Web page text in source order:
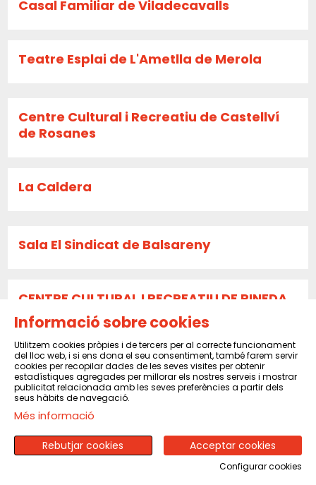
Casal Familiar de Viladecavalls
Teatre Esplai de L'Ametlla de Merola
Centre Cultural i Recreatiu de Castellví
de Rosanes
La Caldera
Sala El Sindicat de Balsareny
CENTRE CULTURAL I RECREATIU DE PINEDA
DE MAR
CENTRE MORAL I CULTURAL DEL POBLENOU
VICENÇ DELS HORTS
Informació sobre cookies
Utilitzem cookies pròpies i de tercers per al correcte funcionament
del lloc web, i si ens dona el seu consentiment, també farem servir
cookies per recopilar dades de les seves visites per obtenir
estadístiques agregades per millorar els nostres serveis i mostrar
publicitat relacionada amb les seves preferències a partir dels
seus hàbits de navegació.
Més informació
Acceptar cookies
Rebutjar cookies
Configurar cookies